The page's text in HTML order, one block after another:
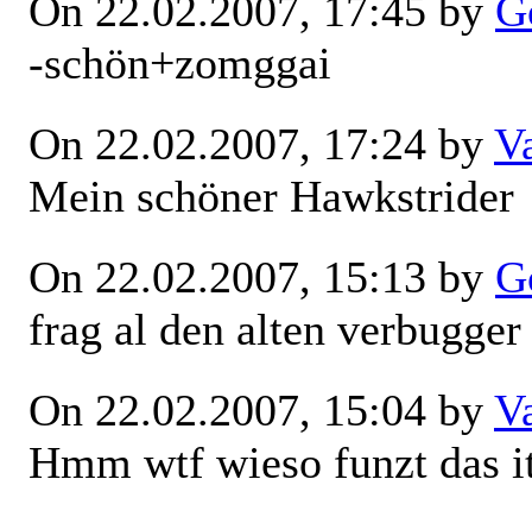
On 22.02.2007, 17:45 by
-schön+zomggai
On 22.02.2007, 17:24 by
Mein schöner Hawkstrider
On 22.02.2007, 15:13 by
frag al den alten verbugger
On 22.02.2007, 15:04 by
Hmm wtf wieso funzt das